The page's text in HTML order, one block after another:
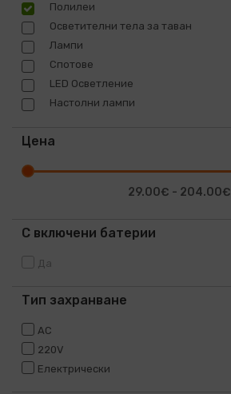
Полилеи
Осветителни тела за таван
Лампи
Спотове
LED Осветление
Настолни лампи
Цена
29.00€ - 204.00€
С включени батерии
Да
Тип захранване
AC
220V
Електрически